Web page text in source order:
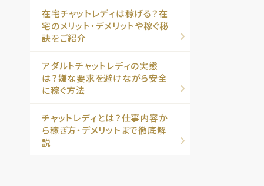
在宅チャットレディは稼げる？在
宅のメリット・デメリットや稼ぐ秘
訣をご紹介
アダルトチャットレディの実態
は？嫌な要求を避けながら安全
に稼ぐ方法
チャットレディとは？仕事内容か
ら稼ぎ方・デメリットまで徹底解
説